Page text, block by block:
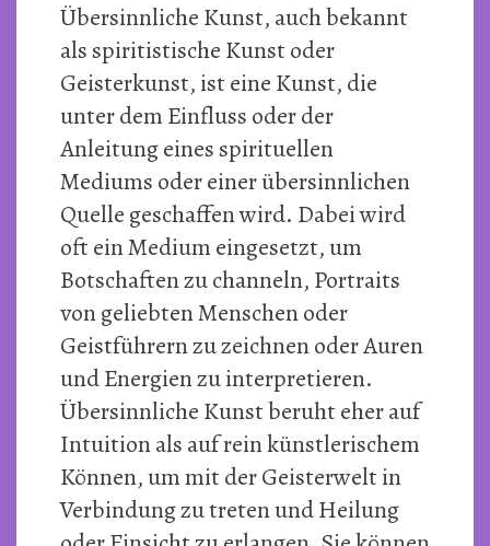
Übersinnliche Kunst, auch bekannt
als spiritistische Kunst oder
Geisterkunst, ist eine Kunst, die
unter dem Einfluss oder der
Anleitung eines spirituellen
Mediums oder einer übersinnlichen
Quelle geschaffen wird. Dabei wird
oft ein Medium eingesetzt, um
Botschaften zu channeln, Portraits
von geliebten Menschen oder
Geistführern zu zeichnen oder Auren
und Energien zu interpretieren.
Übersinnliche Kunst beruht eher auf
Intuition als auf rein künstlerischem
Können, um mit der Geisterwelt in
Verbindung zu treten und Heilung